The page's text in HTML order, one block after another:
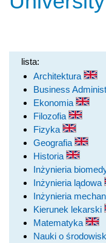
lista:
Architektura
Business
Ekonomia
Filozofia
Fizyka
Geografia
Historia
Inżynieria
Inżynieria lądowa
Inżynieria
Kierunek lekarski
Matematyka
Nauki o